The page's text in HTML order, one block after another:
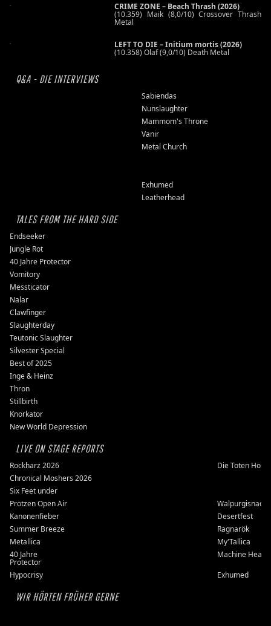
CRIME ZONE – Beach Thrash (2026)
(10.359) Maik (8,0/10) Crossover Thrash
Metal
LEFT TO DIE – Initium mortis (2026)
(10.358) Olaf (9,0/10) Death Metal
Q&A - DIE INTERVIEWS
Sabiendas
Nunslaughter
Mammom's Throne
Vanir
Metal Church
Exhumed
Leatherhead
TALES FROM THE HARD SIDE
Endseeker
Jungle Rot
40 Jahre Protector
Vomitory
Messticator
Nalar
Clawfinger
Slaughterday
Teutonic Slaughter
Silvester Special
Best of 2025
Inge & Heinz
Thron
Stillbirth
Knorkator
New World Depression
LIVE ON STAGE REPORTS
Rockharz 2026
Die Toten
Chronical Moshers 2026
Six Feet under
Protzen Open Air
Walpurgisnacht
Kanonenfieber
Desertfest
Summer Breeze
Ragnarök
Metallica
My'Tallica
40 Jahre
Protector
Machine Head
Hypocrisy
Exhumed
WIR HÖRTEN FRÜHER GERNE